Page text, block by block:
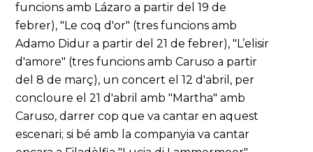
funcions amb Lázaro a partir del 19 de
febrer), "Le coq d'or" (tres funcions amb
Adamo Didur a partir del 21 de febrer), "L’elisir
d'amore" (tres funcions amb Caruso a partir
del 8 de març), un concert el 12 d'abril, per
concloure el 21 d'abril amb "Martha" amb
Caruso, darrer cop que va cantar en aquest
escenari; si bé amb la companyia va cantar